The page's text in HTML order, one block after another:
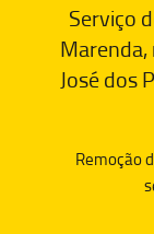
Serviço
Marenda,
José dos
Remoção